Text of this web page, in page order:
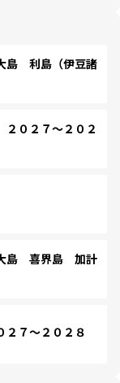
利島（伊豆諸
０２７～２０２
島 喜界島 加計
７～２０２８